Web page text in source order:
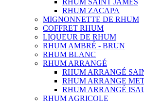
RHUM ZACAPA
MIGNONNETTE DE RHUM
COFFRET RHUM
LIQUEUR DE RHUM
RHUM AMBRÉ - BRUN
RHUM BLANC
RHUM ARRANGÉ
RHUM ARRANGÉ
RHUM ARRANGE
RHUM ARRANGÉ
RHUM AGRICOLE